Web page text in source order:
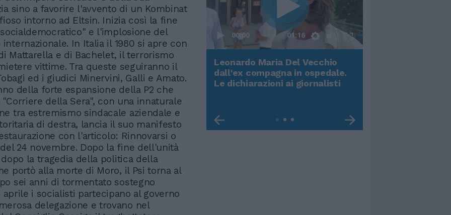
Rudy Giuliani a Come States?
Trump, Meloni e la strategia
americana
00:00 01:16
Leonardo Maria Del Vecchio
dall'ex compagna in ospedale.
Le dichiarazioni ai giornalisti